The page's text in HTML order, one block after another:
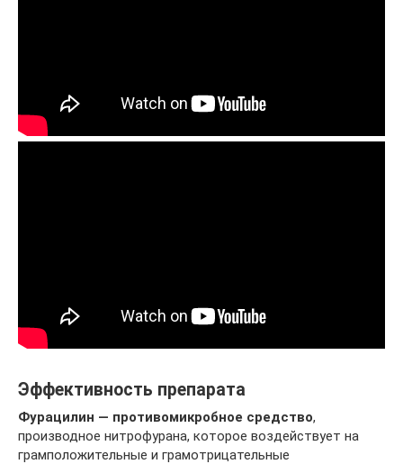
Эффективность препарата
Фурацилин — противомикробное средство,
производное нитрофурана, которое воздействует на
грамположительные и грамотрицательные